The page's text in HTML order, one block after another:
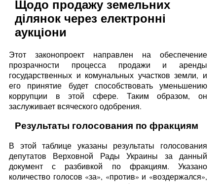
Щодо продажу земельних
ділянок через електронні
аукціони
Этот законопроект направлен на обеспечение
прозрачности процесса продажи и аренды
государственных и комунальных участков земли, и
его принятие будет способствовать уменьшению
коррупции в этой сфере. Таким образом, он
заслуживает всяческого одобрения.
Результаты голосования по фракциям
В этой таблице указаны результаты голосования
депутатов Верховной Рады Украины за данный
документ с разбивкой по фракциям. Указано
количество голосов «за», «против» и «воздержался»,